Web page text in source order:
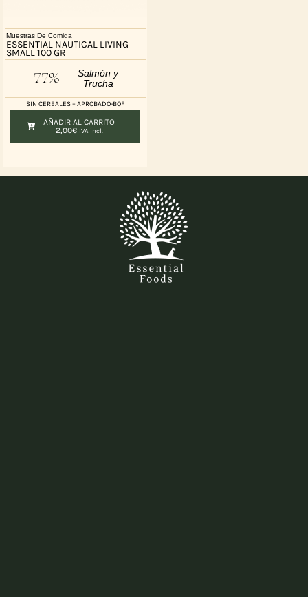
Muestras De Comida
ESSENTIAL NAUTICAL LIVING
SMALL 100 GR
77%
Salmón y
Trucha
SIN CEREALES – APROBADO-BOF
AÑADIR AL CARRITO
2,00€ IVA incl.